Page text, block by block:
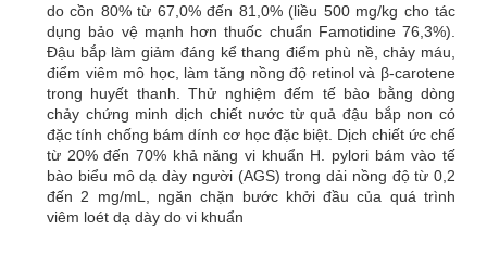
do cồn 80% từ 67,0% đến 81,0% (liều 500 mg/kg cho tác
dụng bảo vệ mạnh hơn thuốc chuẩn Famotidine 76,3%).
Đậu bắp làm giảm đáng kể thang điểm phù nề, chảy máu,
điểm viêm mô học, làm tăng nồng độ retinol và β-carotene
trong huyết thanh. Thử nghiệm đếm tế bào bằng dòng
chảy chứng minh dịch chiết nước từ quả đậu bắp non có
đặc tính chống bám dính cơ học đặc biệt. Dịch chiết ức chế
từ 20% đến 70% khả năng vi khuẩn H. pylori bám vào tế
bào biểu mô dạ dày người (AGS) trong dải nồng độ từ 0,2
đến 2 mg/mL, ngăn chặn bước khởi đầu của quá trình
viêm loét dạ dày do vi khuẩn